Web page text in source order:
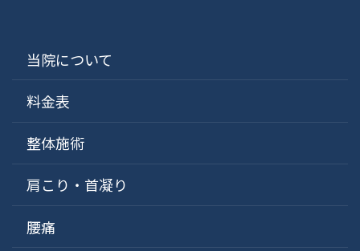
当院について
料金表
整体施術
肩こり・首凝り
腰痛